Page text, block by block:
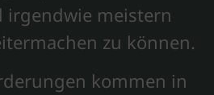
irgendwie meistern
zu können.
kommen in